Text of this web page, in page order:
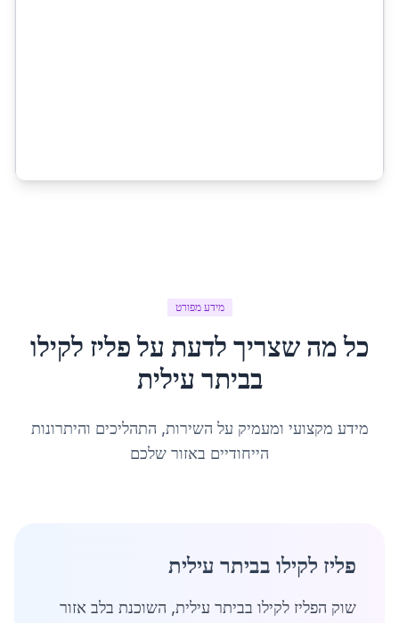
מידע מפורט
כל מה שצריך לדעת עלפליז לקילו
בביתר עילית
מידע מקצועי ומעמיק על השירות, התהליכים והיתרונות
הייחודיים באזור שלכם
פליז לקילו בביתר עילית
שוק הפליז לקילו בביתר עילית, השוכנת בלב אזור